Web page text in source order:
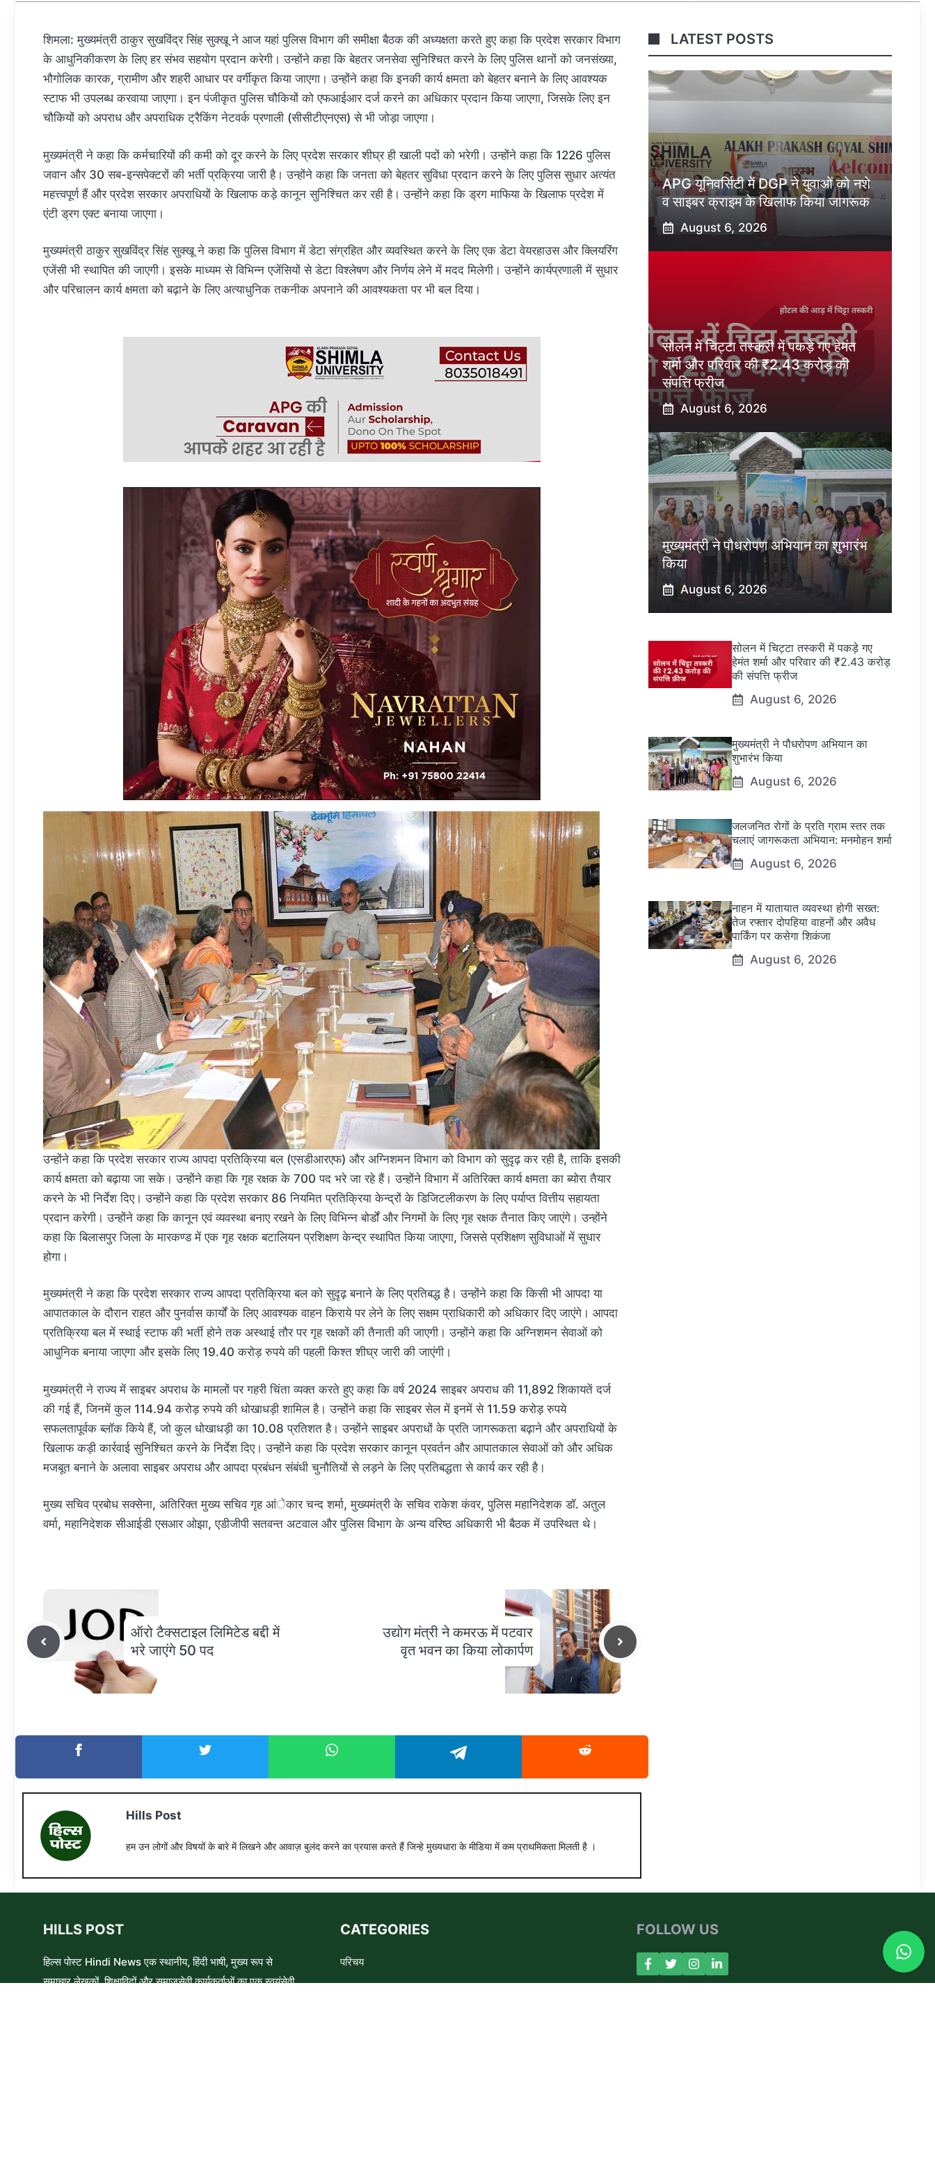
शिमला: मुख्यमंत्री ठाकुर सुखविंद्र सिंह सुक्खू ने आज यहां पुलिस विभाग की समीक्षा बैठक की अध्यक्षता करते हुए कहा कि प्रदेश सरकार विभाग
के आधुनिकीकरण के लिए हर संभव सहयोग प्रदान करेगी। उन्होंने कहा कि बेहतर जनसेवा सुनिश्चित करने के लिए पुलिस थानों को जनसंख्या,
भौगोलिक कारक, ग्रामीण और शहरी आधार पर वर्गीकृत किया जाएगा। उन्होंने कहा कि इनकी कार्य क्षमता को बेहतर बनाने के लिए आवश्यक
स्टाफ भी उपलब्ध करवाया जाएगा। इन पंजीकृत पुलिस चौकियों को एफआईआर दर्ज करने का अधिकार प्रदान किया जाएगा, जिसके लिए इन
चौकियों को अपराध और अपराधिक ट्रैकिंग नेटवर्क प्रणाली (सीसीटीएनएस) से भी जोड़ा जाएगा।
मुख्यमंत्री ने कहा कि कर्मचारियों की कमी को दूर करने के लिए प्रदेश सरकार शीघ्र ही खाली पदों को भरेगी। उन्होंने कहा कि 1226 पुलिस
जवान और 30 सब-इन्सपेक्टरों की भर्ती प्रक्रिया जारी है। उन्होंने कहा कि जनता को बेहतर सुविधा प्रदान करने के लिए पुलिस सुधार अत्यंत
महत्त्वपूर्ण हैं और प्रदेश सरकार अपराधियों के खिलाफ कड़े कानून सुनिश्चित कर रही है। उन्होंने कहा कि ड्रग माफिया के खिलाफ प्रदेश में
एंटी ड्रग एक्ट बनाया जाएगा।
मुख्यमंत्री ठाकुर सुखविंद्र सिंह सुक्खू ने कहा कि पुलिस विभाग में डेटा संग्रहित और व्यवस्थित करने के लिए एक डेटा वेयरहाउस और क्लियरिंग
एजेंसी भी स्थापित की जाएगी। इसके माध्यम से विभिन्न एजेंसियों से डेटा विश्लेषण और निर्णय लेने में मदद मिलेगी। उन्होंने कार्यप्रणाली में सुधार
और परिचालन कार्य क्षमता को बढ़ाने के लिए अत्याधुनिक तकनीक अपनाने की आवश्यकता पर भी बल दिया।
उन्होंने कहा कि प्रदेश सरकार राज्य आपदा प्रतिक्रिया बल (एसडीआरएफ) और अग्निशमन विभाग को विभाग को सुदृढ़ कर रही है, ताकि इसकी
कार्य क्षमता को बढ़ाया जा सके। उन्होंने कहा कि गृह रक्षक के 700 पद भरे जा रहे हैं। उन्होंने विभाग में अतिरिक्त कार्य क्षमता का ब्योरा तैयार
करने के भी निर्देश दिए। उन्होंने कहा कि प्रदेश सरकार 86 नियमित प्रतिक्रिया केन्द्रों के डिजिटलीकरण के लिए पर्याप्त वित्तीय सहायता
प्रदान करेगी। उन्होंने कहा कि कानून एवं व्यवस्था बनाए रखने के लिए विभिन्न बोर्डों और निगमों के लिए गृह रक्षक तैनात किए जाएंगे। उन्होंने
कहा कि बिलासपुर जिला के मारकण्ड में एक गृह रक्षक बटालियन प्रशिक्षण केन्द्र स्थापित किया जाएगा, जिससे प्रशिक्षण सुविधाओं में सुधार
होगा।
मुख्यमंत्री ने कहा कि प्रदेश सरकार राज्य आपदा प्रतिक्रिया बल को सुदृढ़ बनाने के लिए प्रतिबद्ध है। उन्होंने कहा कि किसी भी आपदा या
आपातकाल के दौरान राहत और पुनर्वास कार्यों के लिए आवश्यक वाहन किराये पर लेने के लिए सक्षम प्राधिकारी को अधिकार दिए जाएंगे। आपदा
प्रतिक्रिया बल में स्थाई स्टाफ की भर्ती होने तक अस्थाई तौर पर गृह रक्षकों की तैनाती की जाएगी। उन्होंने कहा कि अग्निशमन सेवाओं को
आधुनिक बनाया जाएगा और इसके लिए 19.40 करोड़ रुपये की पहली किश्त शीघ्र जारी की जाएंगी।
मुख्यमंत्री ने राज्य में साइबर अपराध के मामलों पर गहरी चिंता व्यक्त करते हुए कहा कि वर्ष 2024 साइबर अपराध की 11,892 शिकायतें दर्ज
की गई हैं, जिनमें कुल 114.94 करोड़ रुपये की धोखाधड़ी शामिल है। उन्होंने कहा कि साइबर सेल में इनमें से 11.59 करोड़ रुपये
सफलतापूर्वक ब्लॉक किये हैं, जो कुल धोखाधड़ी का 10.08 प्रतिशत है। उन्होंने साइबर अपराधों के प्रति जागरूकता बढ़ाने और अपराधियों के
खिलाफ कड़ी कार्रवाई सुनिश्चित करने के निर्देश दिए। उन्होंने कहा कि प्रदेश सरकार कानून प्रवर्तन और आपातकाल सेवाओं को और अधिक
मजबूत बनाने के अलावा साइबर अपराध और आपदा प्रबंधन संबंधी चुनौतियों से लड़ने के लिए प्रतिबद्धता से कार्य कर रही है।
मुख्य सचिव प्रबोध सक्सेना, अतिरिक्त मुख्य सचिव गृह आंेकार चन्द शर्मा, मुख्यमंत्री के सचिव राकेश कंवर, पुलिस महानिदेशक डॉ. अतुल
वर्मा, महानिदेशक सीआईडी एसआर ओझा, एडीजीपी सतवन्त अटवाल और पुलिस विभाग के अन्य वरिष्ठ अधिकारी भी बैठक में उपस्थित थे।
ऑरो टैक्सटाइल लिमिटेड बद्दी में
भरे जाएंगे 50 पद
उद्योग मंत्री ने कमरऊ में पटवार
वृत भवन का किया लोकार्पण
Hills Post
हम उन लोगों और विषयों के बारे में लिखने और आवाज़ बुलंद करने का प्रयास करते हैं जिन्हे मुख्यधारा के मीडिया में कम प्राथमिकता मिलती है ।
LATEST POSTS
APG यूनिवर्सिटी में DGP ने युवाओं को नशे
व साइबर क्राइम के खिलाफ किया जागरूक
August 6, 2026
सोलन में चिट्टा तस्करी में पकड़े गए हेमंत
शर्मा और परिवार की ₹2.43 करोड़ की
संपत्ति फ्रीज
August 6, 2026
मुख्यमंत्री ने पौधरोपण अभियान का शुभारंभ
किया
August 6, 2026
सोलन में चिट्टा तस्करी में पकड़े गए
हेमंत शर्मा और परिवार की ₹2.43 करोड़
की संपत्ति फ्रीज
August 6, 2026
मुख्यमंत्री ने पौधरोपण अभियान का
शुभारंभ किया
August 6, 2026
जलजनित रोगों के प्रति ग्राम स्तर तक
चलाएं जागरूकता अभियान: मनमोहन शर्मा
August 6, 2026
नाहन में यातायात व्यवस्था होगी सख्त:
तेज रफ्तार दोपहिया वाहनों और अवैध
पार्किंग पर कसेगा शिकंजा
August 6, 2026
HILLS POST
हिल्स पोस्ट Hindi News एक स्थानीय, हिंदी भाषी, मुख्य रूप से
समाचार लेखकों, शिक्षाविदों और समाजसेवी कार्यकर्ताओं का एक स्वयंसेवी
CATEGORIES
परिचय
FOLLOW US